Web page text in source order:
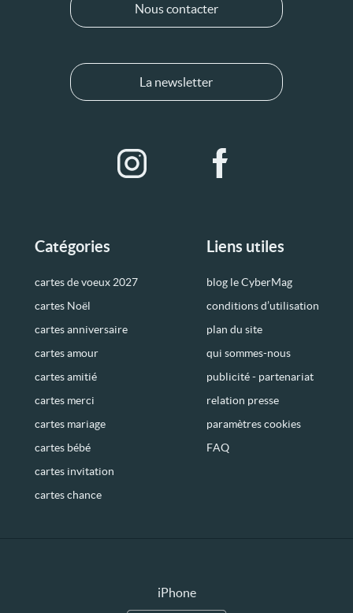
Catégories
cartes de voeux 2027
cartes Noël
cartes anniversaire
cartes amour
cartes amitié
cartes merci
cartes mariage
cartes bébé
cartes invitation
cartes chance
Liens utiles
blog le CyberMag
conditions d’utilisation
plan du site
qui sommes-nous
publicité - partenariat
relation presse
paramètres cookies
FAQ
Nous contacter
La newsletter
iPhone